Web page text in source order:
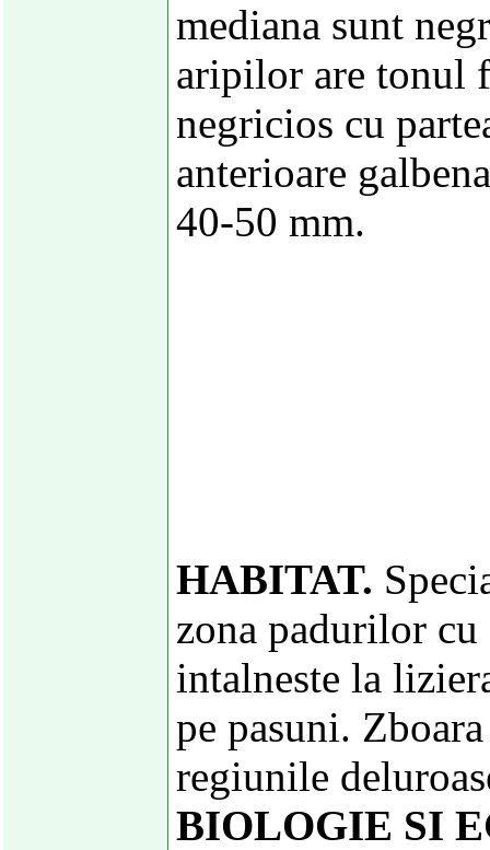
mediana sunt
aripilor are tonul
negricios cu
anterioare
40-50 mm.
HABITAT.
zona padurilor cu
intalneste la
pe pasuni.
regiunile
BIOLOGIE SI